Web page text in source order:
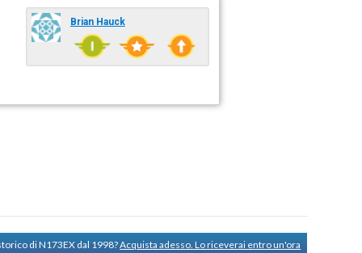
Brian Hauck
di N173EX dal 1998?Acquista adesso. Lo riceverai entro un'ora